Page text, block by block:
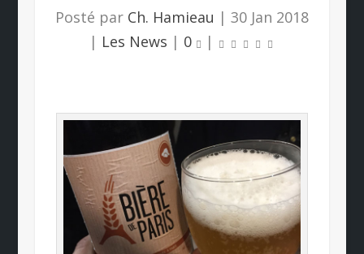
Posté par Ch. Hamieau | 30 Jan 2018
| Les News | 0 |